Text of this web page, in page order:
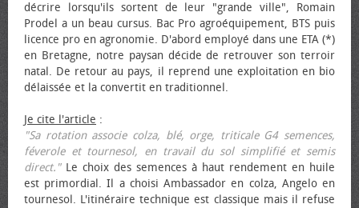
décrire lorsqu'ils sortent de leur "grande ville", Romain
Prodel a un beau cursus. Bac Pro agroéquipement, BTS puis
licence pro en agronomie. D'abord employé dans une ETA (*)
en Bretagne, notre paysan décide de retrouver son terroir
natal. De retour au pays, il reprend une exploitation en bio
délaissée et la convertit en traditionnel.
Je cite l'article :
"Sa rotation associe colza, blé, orge, triticale G4 semences,
féverole et tournesol, en travail du sol simplifié et semis
direct."Le choix des semences à haut rendement en huile
est primordial. Il a choisi Ambassador en colza, Angelo en
tournesol. L'itinéraire technique est classique mais il refuse